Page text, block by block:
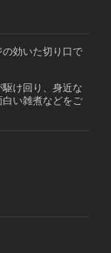
の効いた切り口で
駆け回り、身近な
い雑煮などをご